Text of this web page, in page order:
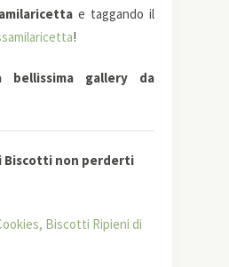
e taggando il
!
bellissima gallery da
Biscotti non perderti
Biscotti Ripieni di